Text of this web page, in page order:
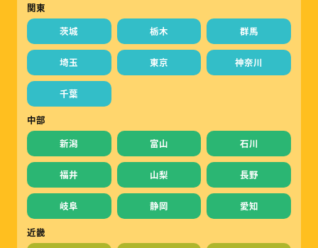
関東
茨城
栃木 群馬
埼玉 東京 神奈川
千葉
中部
新潟
富山 石川
福井 山梨 長野
岐阜 静岡
愛知
近畿